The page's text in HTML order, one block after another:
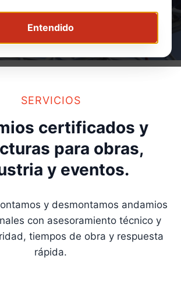
Entendido
SERVICIOS
certificados y
para obras,
y eventos.
y desmontamos andamios
con asesoramiento técnico y
tiempos de obra y respuesta
rápida.